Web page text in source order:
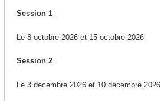
Session 1
Le 8 octobre 2026 et 15 octobre 2026
Session 2
Le 3 décembre 2026 et 10 décembre 2026